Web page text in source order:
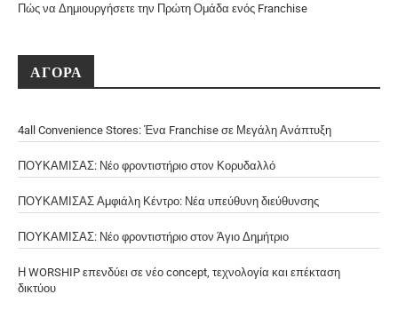
Πώς να Δημιουργήσετε την Πρώτη Ομάδα ενός Franchise
ΑΓΟΡΑ
4all Convenience Stores: Ένα Franchise σε Μεγάλη Ανάπτυξη
ΠΟΥΚΑΜΙΣΑΣ: Νέο φροντιστήριο στον Κορυδαλλό
ΠΟΥΚΑΜΙΣΑΣ Αμφιάλη Κέντρο: Νέα υπεύθυνη διεύθυνσης
ΠΟΥΚΑΜΙΣΑΣ: Νέο φροντιστήριο στον Άγιο Δημήτριο
Η WORSHIP επενδύει σε νέο concept, τεχνολογία και επέκταση
δικτύου